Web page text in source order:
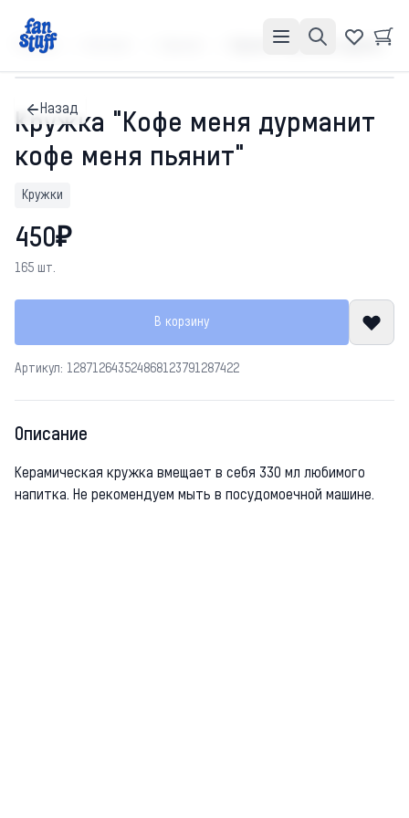
Главная Кружка "Кофе меня дурманит кофе меня пьянит"
Назад
Кружка "Кофе меня дурманит
кофе меня пьянит"
Кружки
450₽
165 шт.
В корзину
Артикул: 128712643524868123791287422
Описание
Керамическая кружка вмещает в себя 330 мл любимого
напитка. Не рекомендуем мыть в посудомоечной машине.